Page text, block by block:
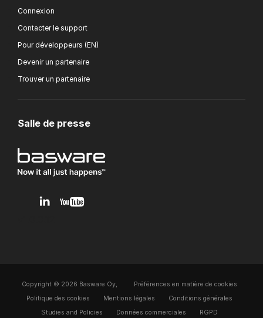
Connexion
Contacter le support
Pour développeurs (EN)
Devenir un partenaire
Trouver un partenaire
Salle de presse
Copyright © 2026 Basware Oy,
Préférences en matière de cookies
Politique des cookies
Mentions légales
Conditions générales
Studies and Policies
Données commerciales RGPD